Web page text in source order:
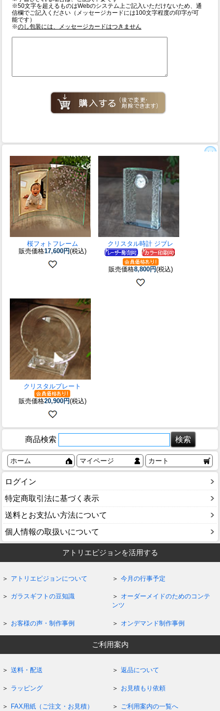
※50文字を超えるものはWebのシステム上ご記入いただけないため、通
信欄でご記入ください（メッセージカードには100文字程度の印字が可
能です）
※のし包装には、メッセージカードはつきません
桜フォトフレーム
販売価格17,600円(税込)
クリスタル時計 ジブレ
販売価格8,800円(税込)
クリスタルプレート
販売価格20,900円(税込)
商品検索
ホーム マイページ カート
ログイン
特定商取引法に基づく表示
送料とお支払い方法について
個人情報の取扱いについて
アトリエピジョンを活用する
アトリエピジョンについて 今月の行事予定
ガラスギフトの豆知識
オーダーメイドのためのコンテ
ンツ
お客様の声・制作事例 オンデマンド制作事例
ご利用案内
送料・配送 返品について
ラッピング お見積もり依頼
FAX用紙（ご注文・お見積）
ご利用案内の一覧へ